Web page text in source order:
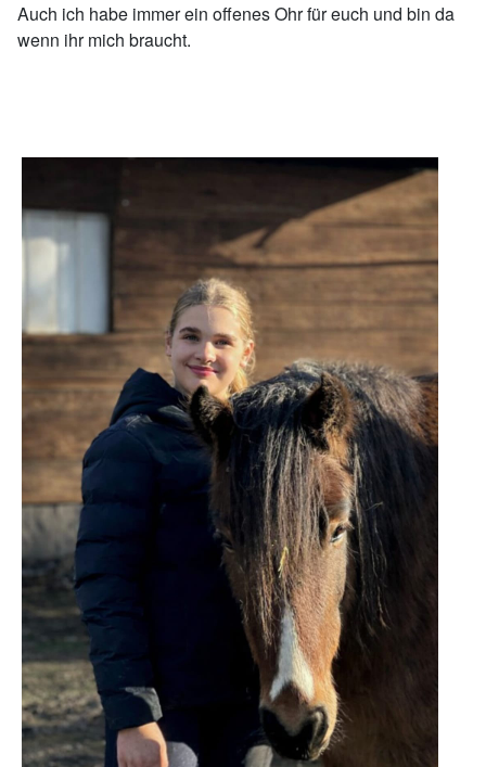
Auch ich habe immer ein offenes Ohr für euch und bin da
wenn ihr mich braucht.